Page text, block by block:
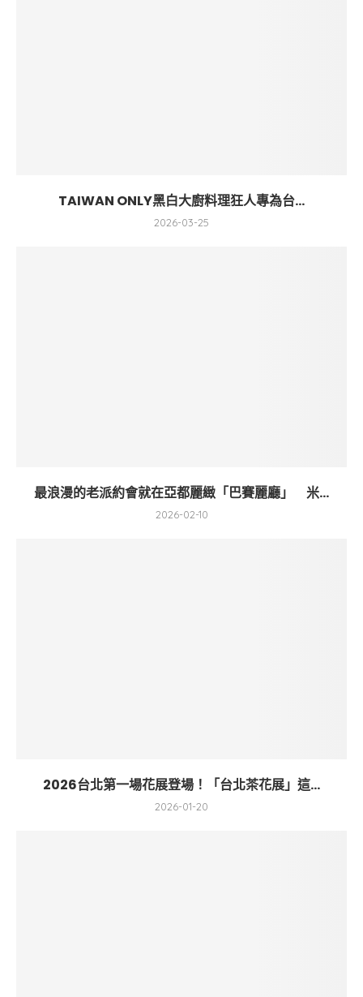
TAIWAN ONLY黑白大廚料理狂人專為台...
2026-03-25
最浪漫的老派約會就在亞都麗緻「巴賽麗廳」 米...
2026-02-10
2026台北第一場花展登場！「台北茶花展」這...
2026-01-20